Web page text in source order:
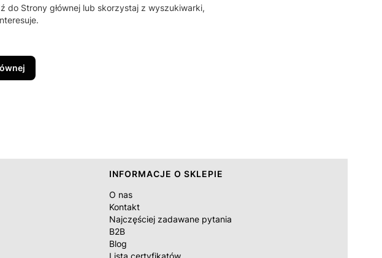
Strony głównej lub skorzystaj z wyszukiwarki,
INFORMACJE O SKLEPIE
O nas
Kontakt
Najczęściej zadawane pytania
B2B
Blog
Lista certyfikatów